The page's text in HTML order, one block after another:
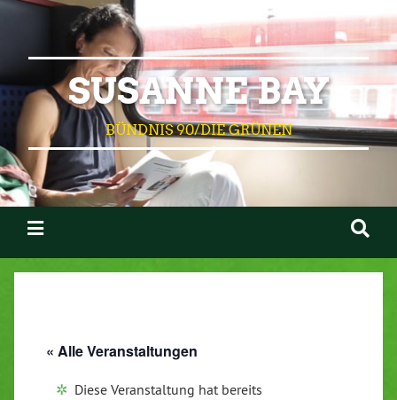
SUSANNE BAY
BÜNDNIS 90/DIE GRÜNEN
« Alle Veranstaltungen
Diese Veranstaltung hat bereits